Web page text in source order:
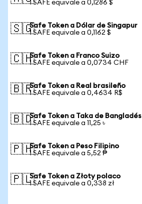
1 SAFE equivale a 0,1286 $
🇸🇬Safe Token a Dólar de Singapur
1 SAFE equivale a 0,1162 $
🇨🇭Safe Token a Franco Suizo
1 SAFE equivale a 0,0734 CHF
🇧🇷Safe Token a Real brasileño
1 SAFE equivale a 0,4634 R$
🇧🇩Safe Token a Taka de Bangladés
1 SAFE equivale a 11,25 ৳
🇵🇭Safe Token a Peso Filipino
1 SAFE equivale a 5,52 ₱
🇵🇱Safe Token a Złoty polaco
1 SAFE equivale a 0,338 zł